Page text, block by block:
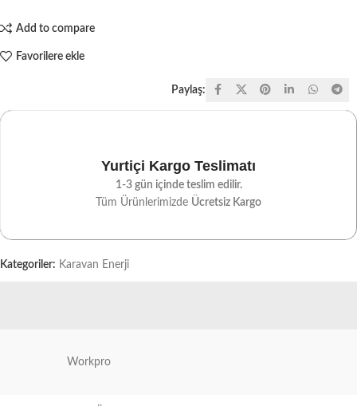
Add to compare
Favorilere ekle
Paylaş:
Yurtiçi Kargo Teslimatı
1-3 gün içinde teslim edilir.
Tüm Ürünlerimizde Ücretsiz Kargo
Kategoriler: Karavan Enerji
Workpro